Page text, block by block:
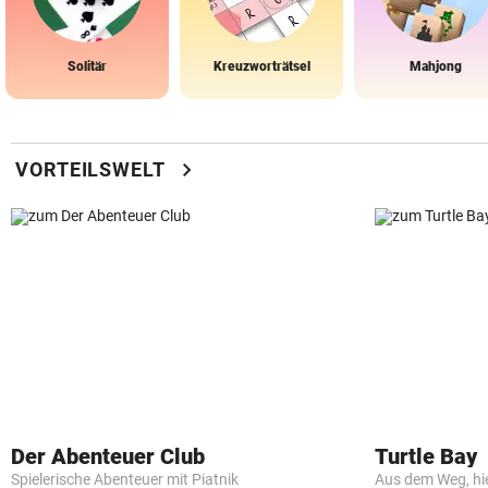
Solitär Kreuzworträtsel Mahjong
VORTEILSWELT chevron_right
Der Abenteuer Club
Spielerische Abenteuer mit Piatnik
Turtle Bay
Aus dem Weg,